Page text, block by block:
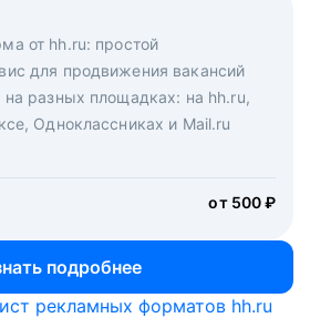
от hh.ru: простой
для продвижения вакансий
на разных площадках: на hh.ru,
Одноклассниках и Mail.ru
от 500 ₽
подробнее
вакансий на главной странице
откликов
ключ. Решите, сколько
нужно, и за дело возьмутся
и проектные менеджеры
digital-инструментов
рекламных форматов hh.ru